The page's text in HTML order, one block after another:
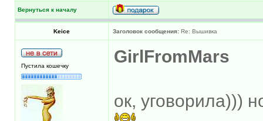
Вернуться к началу
Keice Заголовок сообщения: Re: Вышивка
Пустила кошечку GirlFromMars
ок, уговорила)))